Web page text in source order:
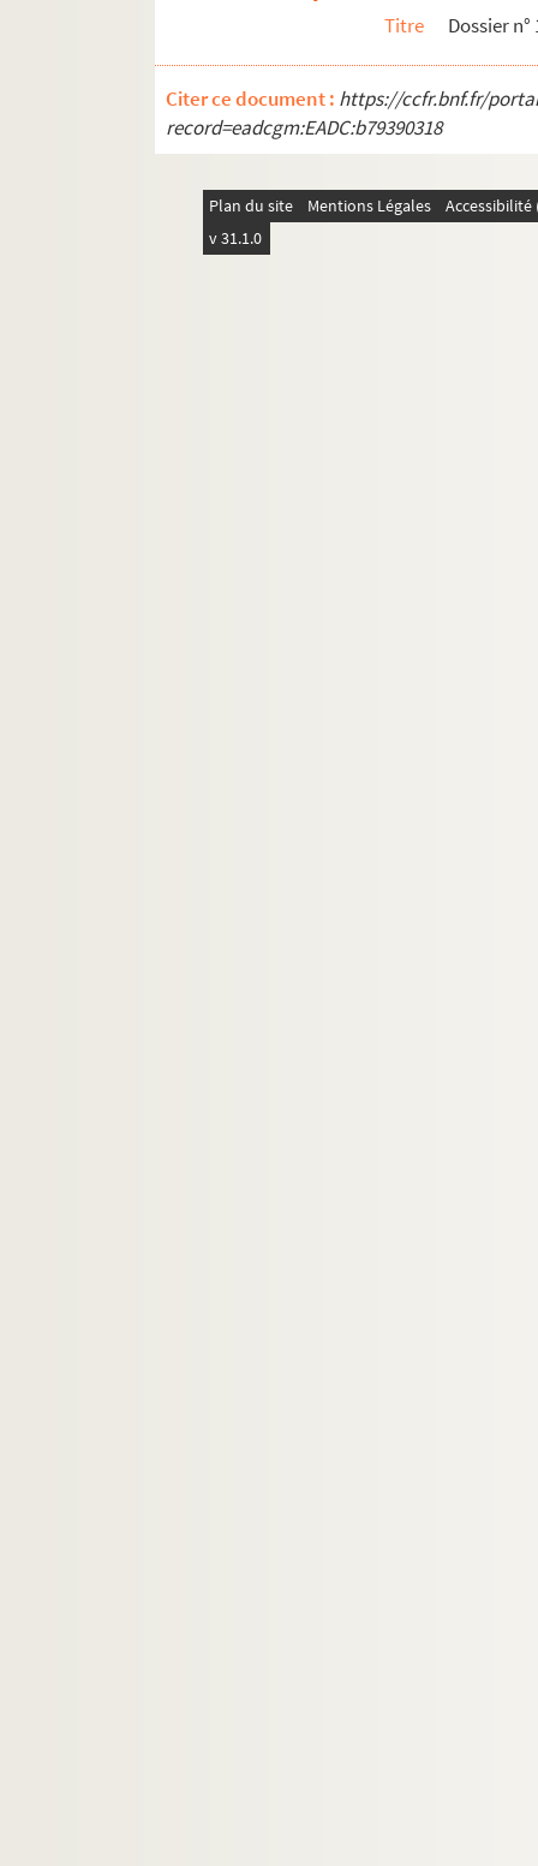
Titre Dossier n°
Citer ce document : https://ccfr.bnf.fr/
record=eadcgm:EADC:b79390318
Plan du site Mentions Légales
v 31.1.0